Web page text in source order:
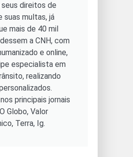
direitos de
suas multas, já
mais de 40 mil
a CNH, com
e online,
especialista em
realizando
principais jornais
Globo, Valor
Terra, Ig.